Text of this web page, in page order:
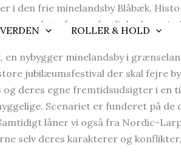
ROLLER & HOLD
i den frie minelandsby Blåbæk.
med at afspore festlighederne
en nybygger minelandsby i
jubilæumsfestival der skal fejre
deres egne fremtidsudsigter i en
Scenariet er funderet på de
låner vi også fra Nordic-
selv deres karakterer og